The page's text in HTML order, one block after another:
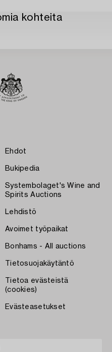
kohteita
Ehdot
Bukipedia
Systembolaget's Wine and
Spirits Auctions
Lehdistö
Avoimet työpaikat
Bonhams - All auctions
Tietosuojakäytäntö
Tietoa evästeistä
(cookies)
Evästeasetukset